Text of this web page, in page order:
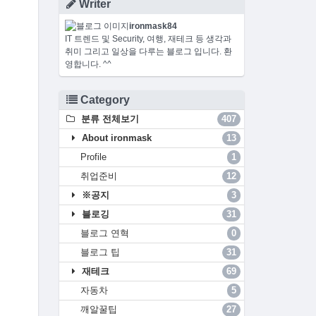
Writer
ironmask84
IT 트렌드 및 Security, 여행, 재테크 등 생각과
취미 그리고 일상을 다루는 블로그 입니다. 환
영합니다. ^^
Category
분류 전체보기
407
About ironmask
13
Profile
1
취업준비
12
※공지
3
블로깅
31
블로그 연혁
0
블로그 팁
31
재테크
69
자동차
5
깨알꿀팁
27